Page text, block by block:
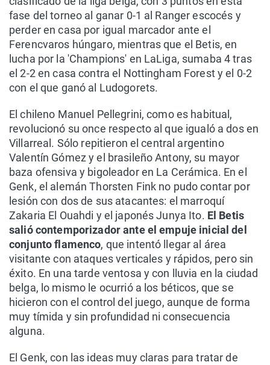
fase del torneo al ganar 0-1 al Ranger escocés y
perder en casa por igual marcador ante el
Ferencvaros húngaro, mientras que el Betis, en
lucha por la 'Champions' en LaLiga, sumaba 4 tras
el 2-2 en casa contra el Nottingham Forest y el 0-2
con el que ganó al Ludogorets.
El chileno Manuel Pellegrini, como es habitual,
revolucionó su once respecto al que igualó a dos en
Villarreal. Sólo repitieron el central argentino
Valentín Gómez y el brasileño Antony, su mayor
baza ofensiva y bigoleador en La Cerámica. En el
Genk, el alemán Thorsten Fink no pudo contar por
lesión con dos de sus atacantes: el marroquí
Zakaria El Ouahdi y el japonés Junya Ito. El Betis
salió contemporizador ante el empuje inicial del
conjunto flamenco, que intentó llegar al área
visitante con ataques verticales y rápidos, pero sin
éxito. En una tarde ventosa y con lluvia en la ciudad
belga, lo mismo le ocurrió a los béticos, que se
hicieron con el control del juego, aunque de forma
muy tímida y sin profundidad ni consecuencia
alguna.
El Genk, con las ideas muy claras para tratar de